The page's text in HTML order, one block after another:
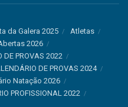
da Galera 2025
Atletas
2026
DE PROVAS 2022
DE PROVAS 2024
Natação 2026
PROFISSIONAL 2022